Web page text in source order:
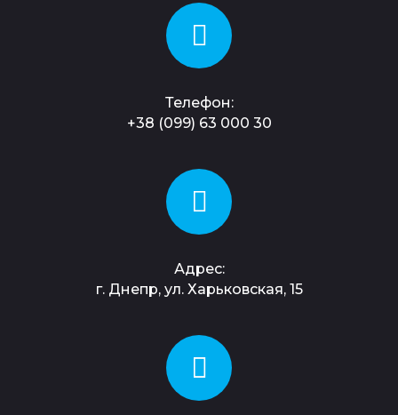
Телефон:
+38 (099) 63 000 30
Адрес:
г. Днепр, ул. Харьковская, 15